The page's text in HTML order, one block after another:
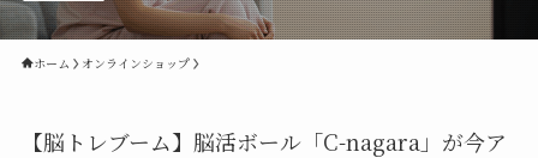
ホーム オンラインショップ
【脳トレブーム】脳活ボール「C-nagara」が今ア